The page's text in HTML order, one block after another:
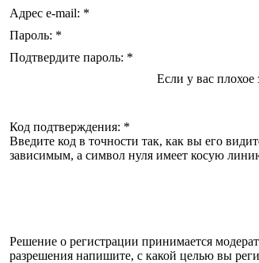
Адрес e-mail: *
Пароль: *
Подтвердите пароль: *
Если у вас
Код подтверждения: *
Введите код в точности так, как вы его
зависимым, а символ нуля имеет косую
Решение о регистрации принимается
разрешения напишите, с какой целью вы